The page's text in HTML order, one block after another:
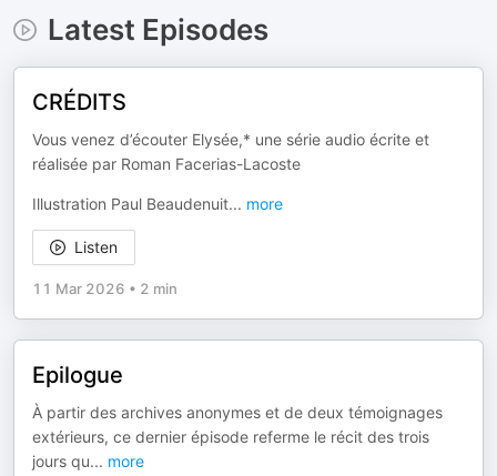
Latest Episodes
CRÉDITS
Vous venez d’écouter Elysée,* une série audio écrite et
réalisée par Roman Facerias-Lacoste
Illustration Paul Beaudenuit... more
Listen
11 Mar 2026 • 2 min
Epilogue
À partir des archives anonymes et de deux témoignages
extérieurs, ce dernier épisode referme le récit des trois
jours qu... more